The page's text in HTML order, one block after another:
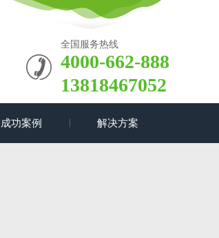
全国服务热线
4000-662-888
13818467052
成功案例 解决方案